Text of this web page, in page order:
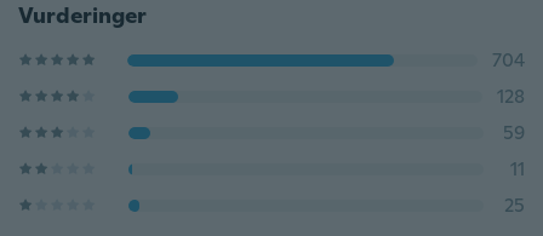
Vurderinger
704
128
59
11
25